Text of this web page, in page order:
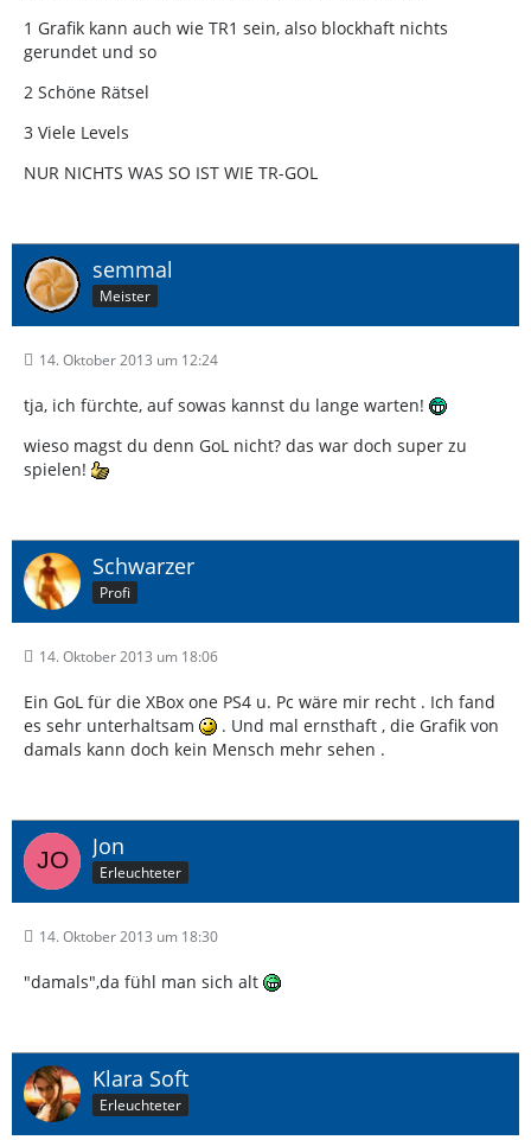
1 Grafik kann auch wie TR1 sein, also blockhaft nichts
gerundet und so
2 Schöne Rätsel
3 Viele Levels
NUR NICHTS WAS SO IST WIE TR-GOL
semmal
Meister
14. Oktober 2013 um 12:24
tja, ich fürchte, auf sowas kannst du lange warten!
wieso magst du denn GoL nicht? das war doch super zu
spielen!
Schwarzer
Profi
14. Oktober 2013 um 18:06
Ein GoL für die XBox one PS4 u. Pc wäre mir recht . Ich fand
es sehr unterhaltsam
. Und mal ernsthaft , die Grafik von
damals kann doch kein Mensch mehr sehen .
Jon
Erleuchteter
14. Oktober 2013 um 18:30
"damals",da fühl man sich alt
Klara Soft
Erleuchteter